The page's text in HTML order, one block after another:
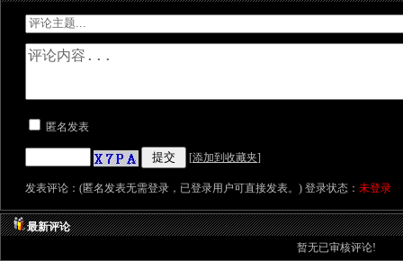
匿名发表
[添加到收藏夹]
发表评论：(匿名发表无需登录，已登录用户可直接发表。) 登录状态： 未登录
最新评论
暂无已审核评论!